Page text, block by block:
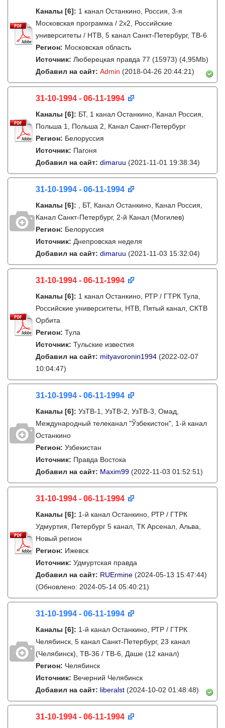
Каналы [6]: 1 канал Останкино, Россия, 3-я
Московская программа / 2x2, Российские
университеты / НТВ, 5 канал Санкт-Петербург, ТВ-6
Регион: Московская область
Источник: Люберецкая правда 77 (15973) (4,95Mb)
Добавил на сайт: Admin (2018-04-26 20:44:21)
31-10-1994 - 06-11-1994
Каналы [6]: БТ, 1 канал Останкино, Канал Россия,
Польша 1, Польша 2, Канал Санкт-Петербург
Регион: Белоруссия
Источник: Пагоня
Добавил на сайт: dimaruu (2021-11-01 19:38:34)
31-10-1994 - 06-11-1994
Каналы [6]:
, БТ, Канал Останкино, Канал Россия,
Канал Санкт-Петербург, 2-й Канал (Могилев)
Регион: Белоруссия
Источник: Днепровская неделя
Добавил на сайт: dimaruu (2021-11-03 15:32:04)
31-10-1994 - 06-11-1994
Каналы [6]: 1 канал Останкино, РТР / ГТРК Тула,
Российские университеты, НТВ, Пятый канал, СКТВ
Орбита
Регион: Тула
Источник: Тульские известия
Добавил на сайт: mityavoronin1994 (2022-02-07
10:04:47)
31-10-1994 - 06-11-1994
Каналы [6]: УзТВ-1, УзТВ-2, УзТВ-3, Омад,
Международный телеканал "Ўзбекистон", 1-й канал
Останкино
Регион: Узбекистан
Источник: Правда Востока
Добавил на сайт: Maxim99 (2022-11-03 01:52:51)
31-10-1994 - 06-11-1994
Каналы [6]: 1-й канал Останкино, РТР / ГТРК
Удмуртия, Петербург 5 канал, ТК Арсенал, Альва,
Новый регион
Регион: Ижевск
Источник: Удмуртская правда
Добавил на сайт: RUErmine (2024-05-13 15:47:44)
(Обновлено: 2024-05-14 05:40:21)
31-10-1994 - 06-11-1994
Каналы [6]: 1-й канал Останкино, РТР / ГТРК
Челябинск, 5 канал Санкт-Петербург, 23 канал
(Челябинск), ТВ-36 / ТВ-6, Даше (12 канал)
Регион: Челябинск
Источник: Вечерний Челябинск
Добавил на сайт: liberalst (2024-10-02 01:48:48)
31-10-1994 - 06-11-1994